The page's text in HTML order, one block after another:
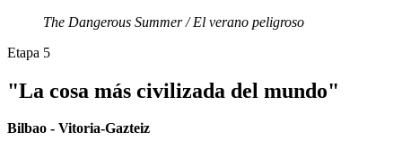
The Dangerous Summer / El verano peligroso
Etapa 5
"La cosa más civilizada del mundo"
Bilbao - Vitoria-Gazteiz